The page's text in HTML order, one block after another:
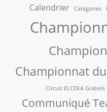
Calendrier Catégories
Championnat
Circuit ELCEKA Grabels
Communiqué